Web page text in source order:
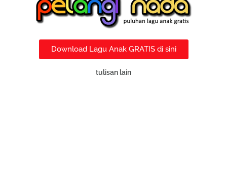
Download Lagu Anak GRATIS di sini
tulisan lain